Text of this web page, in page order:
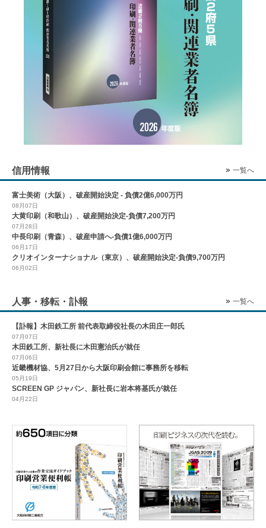
信用情報 一覧へ
富士美術（大阪）、破産開始決定 - 負債2億6,000万円
08月07日
大黄印刷（和歌山）、破産開始決定-負債7,200万円
07月28日
中長印刷（青森）、破産申請へ-負債1億6,000万円
06月17日
クリオインターナショナル（東京）、破産開始決定-負債9,700万円
06月02日
人事・移転・訃報 一覧へ
【訃報】木田鉄工所 前代表取締役社長の木田庄一郎氏
07月07日
木田鉄工所、新社長に木田憲治氏が就任
07月06日
近畿機材協、5月27日から大阪印刷会館に事務所を移転
05月19日
SCREEN GP ジャパン、新社長に岩本将基氏が就任
04月22日